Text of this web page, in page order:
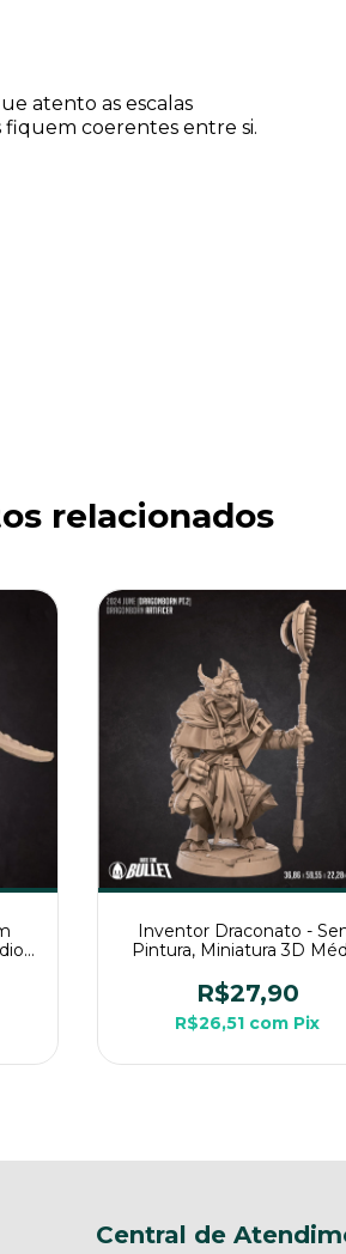
atento as escalas
fiquem coerentes entre si.
relacionados
Inventor Draconato -
Pintura, Miniatura 3D
R$27,90
R$26,51 com Pix
Central de